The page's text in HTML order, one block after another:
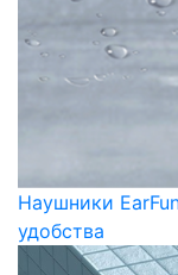
Наушники
удобства